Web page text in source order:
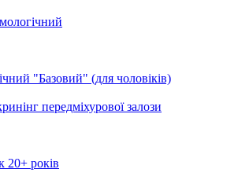
"Базовий" (для чоловіків)
передміхурової залози
20+ років